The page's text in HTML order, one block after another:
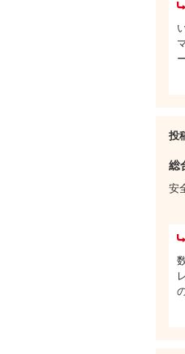
投
総
安